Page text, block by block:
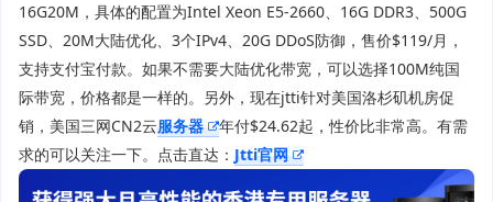
16G20M，具体的配置为Intel Xeon E5-2660、16G DDR3、500G
SSD、20M大陆优化、3个IPv4、20G DDoS防御，售价$119/月，
支持支付宝付款。如果不需要大陆优化带宽，可以选择100M纯国
际带宽，价格都是一样的。另外，现在jtti针对美国洛杉矶机房促
销，美国三网CN2云服务器
年付$24.62起，性价比非常高。有需
求的可以关注一下。点击直达： Jtti官网